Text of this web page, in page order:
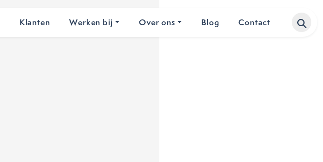
Klanten Werken bij Over ons Blog Contact